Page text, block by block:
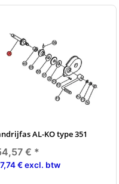
AL-KO type 351
€ *
€ excl. btw